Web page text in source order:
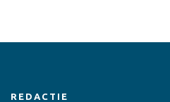
REDACTIE